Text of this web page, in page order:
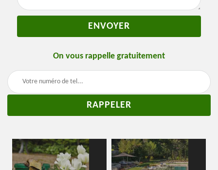
On vous rappelle gratuitement